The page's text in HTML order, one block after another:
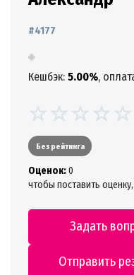
#4177
Кешбэк: 5.00%,
Без рейтинга
Oценок:0
чтобы поставить оценку,
Задать
Отправить